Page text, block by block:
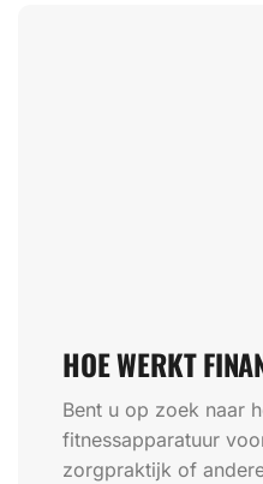
HOE WERKT
Bent u op zoek naar
fitnessapparatuur
zorgpraktijk of